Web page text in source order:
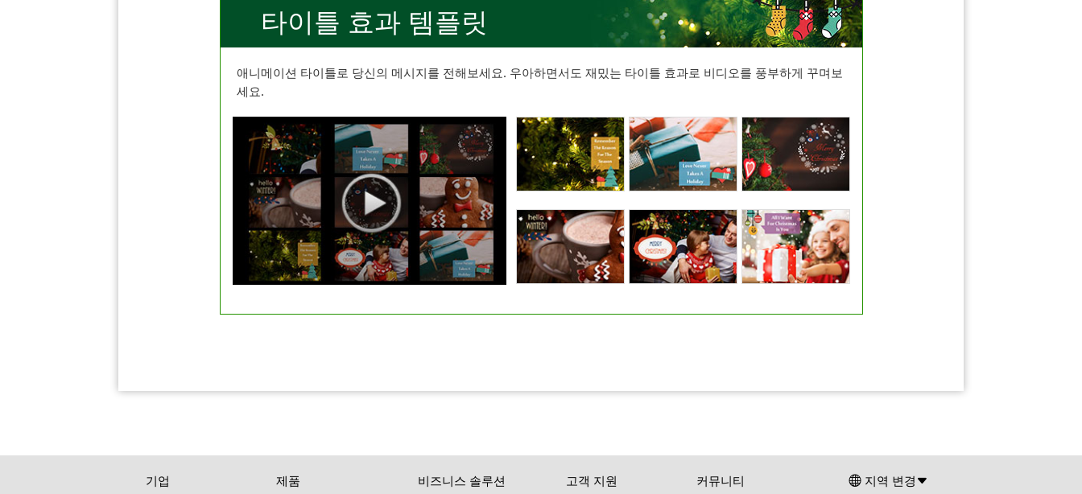
타이틀 효과 템플릿
애니메이션 타이틀로 당신의 메시지를 전해보세요. 우아하면서도 재밌는 타이틀 효과로 비디오를 풍부하게 꾸며보
세요.
기업 제품 비즈니스 솔루션 고객 지원 커뮤니티 지역 변경